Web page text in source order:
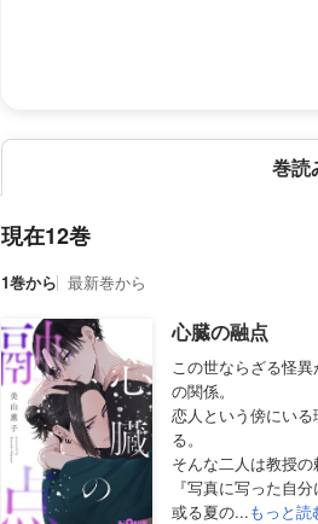
巻読
現在12巻
1巻から 最新巻から
心臓の融点
この世ならざる怪
の関係。
恋人という傍にい
る。
そんな二人は教授の
『写真に写った自
或る夏の...もっと読